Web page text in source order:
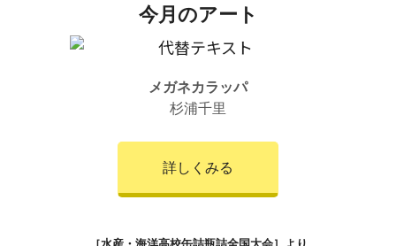
今月のアート
メガネカラッパ
杉浦千里
詳しくみる